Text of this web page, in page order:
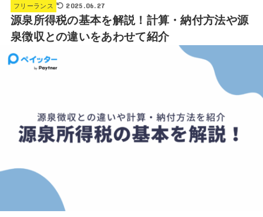
フリーランス 2025.06.27
源泉所得税の基本を解説！計算・納付方法や源
泉徴収との違いをあわせて紹介